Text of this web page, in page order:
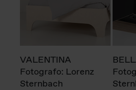
VALENTINA
Fotografo: Lorenz
Sternbach